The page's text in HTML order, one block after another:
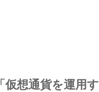
「仮想通貨を運用